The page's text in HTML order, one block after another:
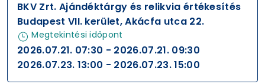
BKV Zrt. Ajándéktárgy és relikvia értékesítés
Budapest VII. kerület, Akácfa utca 22.
Megtekintési időpont
2026.07.21. 07:30 - 2026.07.21. 09:30
2026.07.23. 13:00 - 2026.07.23. 15:00